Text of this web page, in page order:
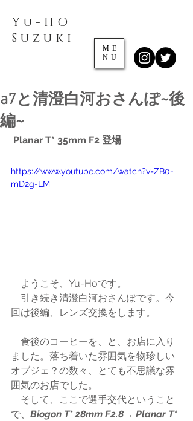
Yu-HO
​Suzuki
ME
NU
a7と清澄白河おさんぽ~後
編~
Planar T* 35mm F2 登場
https://www.youtube.com/watch?v=ZB0-
mD2g-LM
ようこそ、Yu-Hoです。
引き続き清澄白河おさんぽです。今
回は後編、レンズ交換をします。
食後のコーヒーを、と、お店に入り
ました。落ち着いた雰囲気を物珍しい
オブジェ？の数々、とても不思議な雰
囲気のお店でした。
そして、ここで選手交代ということ
で、 Biogon T* 28mm F2.8→ Planar T*